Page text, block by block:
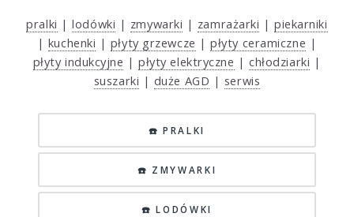
pralki |lodówki | zmywarki | zamrażarki |piekarniki
| kuchenki | płyty grzewcze |płyty ceramiczne |
płyty indukcyjne |płyty elektryczne |chłodziarki |
suszarki | duże AGD | serwis
☎️ PRALKI
☎️ ZMYWARKI
☎️ LODÓWKI